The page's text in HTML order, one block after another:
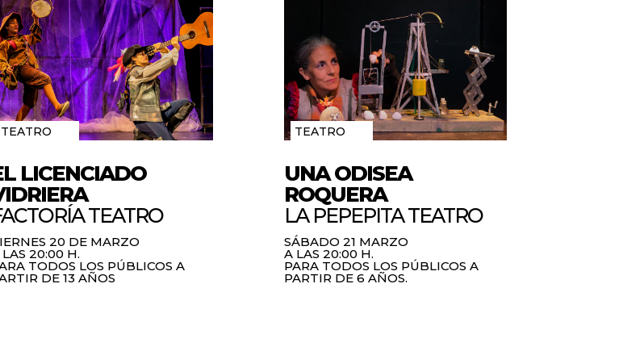
TEATRO
LICENCIADO
TEATRO
20 DE MARZO
LAS 20:00 H.
TODOS LOS PÚBLICOS A
DE 13 AÑOS
TEATRO
UNA ODISEA
ROQUERA
LA PEPEPITA TEATRO
SÁBADO 21 MARZO
A LAS 20:00 H.
PARA TODOS LOS PÚBLICOS A
PARTIR DE 6 AÑOS.